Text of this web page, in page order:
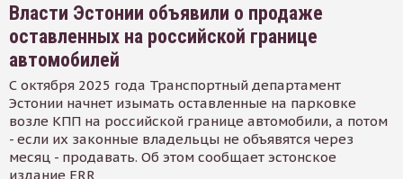
Власти Эстонии объявили о продаже
оставленных на российской границе
автомобилей
С октября 2025 года Транспортный департамент
Эстонии начнет изымать оставленные на парковке
возле КПП на российской границе автомобили, а потом
- если их законные владельцы не объявятся через
месяц - продавать. Об этом сообщает эстонское
издание ERR